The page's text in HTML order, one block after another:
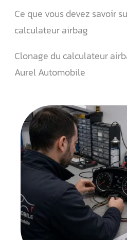
Ce que vous devez savoir
calculateur airbag
Clonage du calculateur
Aurel Automobile